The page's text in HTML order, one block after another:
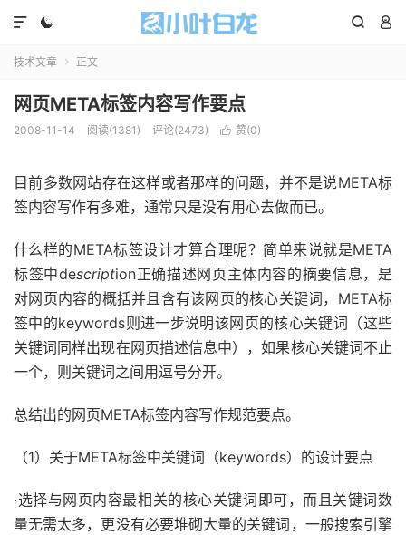
  

技术文章  正文
网页META标签内容写作要点
2008-11-14 阅读(1381) 评论(2473)  赞(0)
目前多数网站存在这样或者那样的问题，并不是说META标
签内容写作有多难，通常只是没有用心去做而已。
什么样的META标签设计才算合理呢？简单来说就是META
标签中description正确描述网页主体内容的摘要信息，是
对网页内容的概括并且含有该网页的核心关键词，META标
签中的keywords则进一步说明该网页的核心关键词（这些
关键词同样出现在网页描述信息中），如果核心关键词不止
一个，则关键词之间用逗号分开。
总结出的网页META标签内容写作规范要点。
（1）关于META标签中关键词（keywords）的设计要点
·选择与网页内容最相关的核心关键词即可，而且关键词数
量无需太多，更没有必要堆砌大量的关键词，一般搜索引擎